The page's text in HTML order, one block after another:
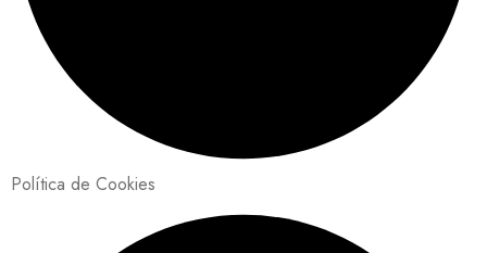
Política de Cookies